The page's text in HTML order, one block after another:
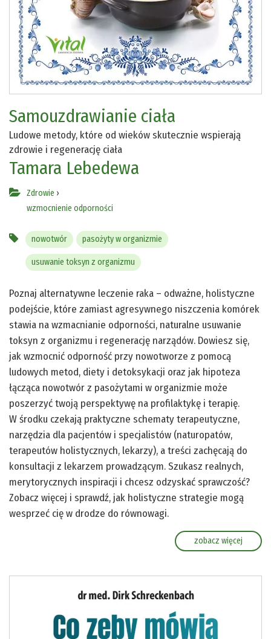
Samouzdrawianie ciała
Ludowe metody, które od wieków skutecznie wspierają
zdrowie i regenerację ciała
Tamara Lebedewa
Zdrowie ›
wzmocnienie odporności
nowotwór pasożyty w organizmie
usuwanie toksyn z organizmu
Poznaj alternatywne leczenie raka – odważne, holistyczne
podejście, które zamiast agresywnego niszczenia komórek
stawia na wzmacnianie odporności, naturalne usuwanie
toksyn z organizmu i regenerację narządów. Dowiesz się,
jak wzmocnić odporność przy nowotworze z pomocą
ludowych metod, diety i detoksykacji oraz jak hipoteza
łącząca nowotwór z pasożytami w organizmie może
poszerzyć twoją perspektywę na profilaktykę i terapię.
W środku czekają praktyczne schematy terapeutyczne,
narzędzia dla pacjentów i specjalistów (naturopatów,
terapeutów holistycznych, lekarzy), a treści zachęcają do
konsultacji z lekarzem prowadzącym. Szukasz realnych,
merytorycznych inspiracji i chcesz odzyskać sprawczość?
Zobacz więcej i sprawdź, jak holistyczne strategie mogą
wesprzeć cię w drodze do równowagi.
zobacz więcej